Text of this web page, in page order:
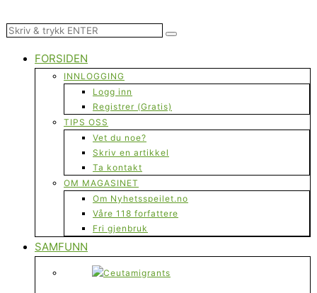
FORSIDEN
INNLOGGING
Logg inn
Registrer (Gratis)
TIPS OSS
Vet du noe?
Skriv en artikkel
Ta kontakt
OM MAGASINET
Om Nyhetsspeilet.no
Våre 118 forfattere
Fri gjenbruk
SAMFUNN